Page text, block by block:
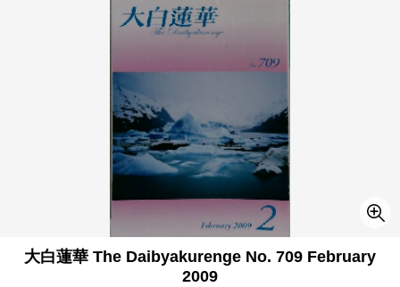
大白蓮華 The Daibyakurenge No. 709 February
2009